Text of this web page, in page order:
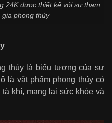
24K được thiết kế với sự tham
gia phong thủy
thủy là biểu tượng của sự
là vật phẩm phong thủy có
khí, mang lại sức khỏe và